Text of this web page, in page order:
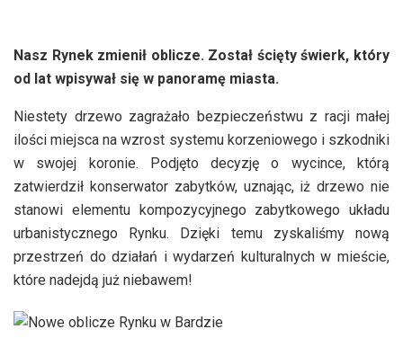
Nasz Rynek zmienił oblicze. Został ścięty świerk, który
od lat wpisywał się w panoramę miasta.
Niestety drzewo zagrażało bezpieczeństwu z racji małej
ilości miejsca na wzrost systemu korzeniowego i szkodniki
w swojej koronie. Podjęto decyzję o wycince, którą
zatwierdził konserwator zabytków, uznając, iż drzewo nie
stanowi elementu kompozycyjnego zabytkowego układu
urbanistycznego Rynku. Dzięki temu zyskaliśmy nową
przestrzeń do działań i wydarzeń kulturalnych w mieście,
które nadejdą już niebawem!